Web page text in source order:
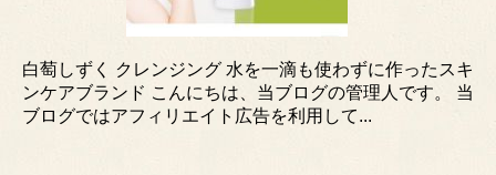
白萄しずく クレンジング 水を一滴も使わずに作ったスキ
ンケアブランド こんにちは、当ブログの管理人です。 当
ブログではアフィリエイト広告を利用して...